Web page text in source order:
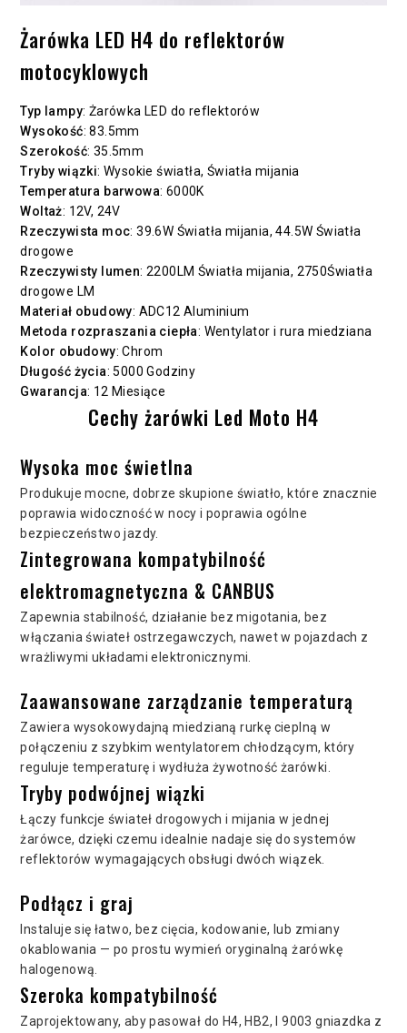
Żarówka LED H4 do reflektorów
motocyklowych
Typ lampy: Żarówka LED do reflektorów
Wysokość: 83.5mm
Szerokość: 35.5mm
Tryby wiązki: Wysokie światła, Światła mijania
Temperatura barwowa: 6000K
Woltaż: 12V, 24V
Rzeczywista moc: 39.6W Światła mijania, 44.5W Światła
drogowe
Rzeczywisty lumen: 2200LM Światła mijania, 2750Światła
drogowe LM
Materiał obudowy: ADC12 Aluminium
Metoda rozpraszania ciepła: Wentylator i rura miedziana
Kolor obudowy: Chrom
Długość życia: 5000 Godziny
Gwarancja: 12 Miesiące
Cechy żarówki Led Moto H4
Wysoka moc świetlna
Produkuje mocne, dobrze skupione światło, które znacznie
poprawia widoczność w nocy i poprawia ogólne
bezpieczeństwo jazdy.
Zintegrowana kompatybilność
elektromagnetyczna & CANBUS
Zapewnia stabilność, działanie bez migotania, bez
włączania świateł ostrzegawczych, nawet w pojazdach z
wrażliwymi układami elektronicznymi.
Zaawansowane zarządzanie temperaturą
Zawiera wysokowydajną miedzianą rurkę cieplną w
połączeniu z szybkim wentylatorem chłodzącym, który
reguluje temperaturę i wydłuża żywotność żarówki.
Tryby podwójnej wiązki
Łączy funkcje świateł drogowych i mijania w jednej
żarówce, dzięki czemu idealnie nadaje się do systemów
reflektorów wymagających obsługi dwóch wiązek.
Podłącz i graj
Instaluje się łatwo, bez cięcia, kodowanie, lub zmiany
okablowania — po prostu wymień oryginalną żarówkę
halogenową.
Szeroka kompatybilność
Zaprojektowany, aby pasował do H4, HB2, I 9003 gniazdka z